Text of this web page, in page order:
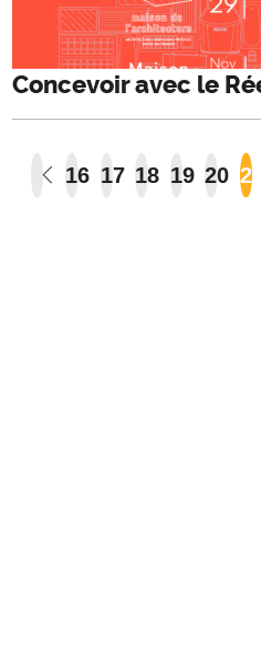
Concevoir avec le
16 17 18 19 20 21